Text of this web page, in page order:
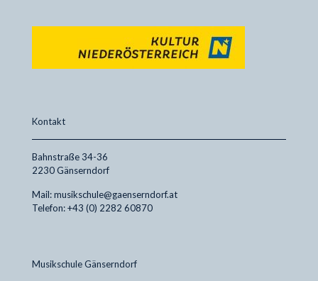
Kontakt
Bahnstraße 34-36
2230 Gänserndorf
Mail: musikschule@gaenserndorf.at
Telefon: +43 (0) 2282 60870
Musikschule Gänserndorf